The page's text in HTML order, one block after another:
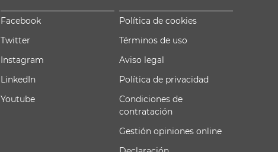
Facebook
Twitter
Instagram
LinkedIn
Youtube
Política de cookies
Términos de uso
Aviso legal
Política de privacidad
Condiciones de
contratación
Gestión opiniones online